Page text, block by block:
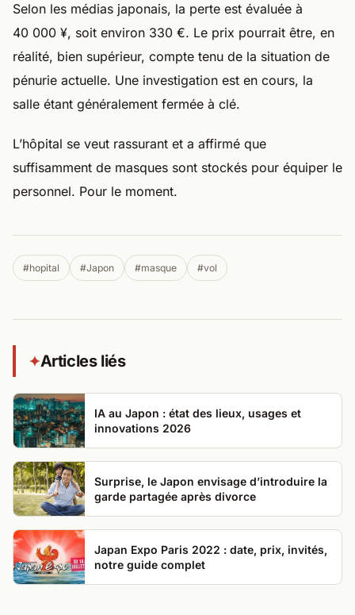
Selon les médias japonais, la perte est évaluée à
40 000 ¥, soit environ 330 €. Le prix pourrait être, en
réalité, bien supérieur, compte tenu de la situation de
pénurie actuelle. Une investigation est en cours, la
salle étant généralement fermée à clé.
L’hôpital se veut rassurant et a affirmé que
suffisamment de masques sont stockés pour équiper le
personnel. Pour le moment.
#hopital #Japon #masque #vol
✦Articles liés
IA au Japon : état des lieux, usages et
innovations 2026
Surprise, le Japon envisage d’introduire la
garde partagée après divorce
Japan Expo Paris 2022 : date, prix, invités,
notre guide complet